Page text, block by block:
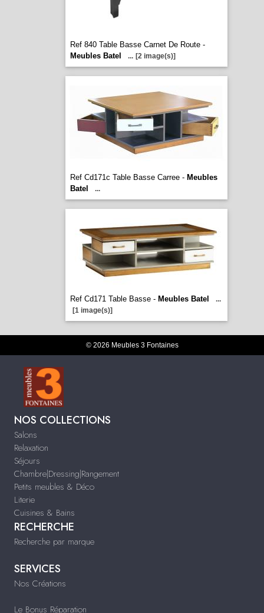
Ref 840 Table Basse Carnet De Route -
Meubles Batel
... [2 image(s)]
Ref Cd171c Table Basse Carree - Meubles
Batel
...
Ref Cd171 Table Basse - Meubles Batel
...
[1 image(s)]
© 2026 Meubles 3 Fontaines
NOS COLLECTIONS
Salons
Relaxation
Séjours
Chambre|Dressing|Rangement
Petits meubles & Déco
Literie
Cuisines & Bains
RECHERCHE
Recherche par marque
SERVICES
Nos Créations
Le Bonus Réparation